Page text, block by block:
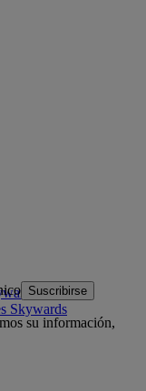
Skywards
Suscribirse
su información,